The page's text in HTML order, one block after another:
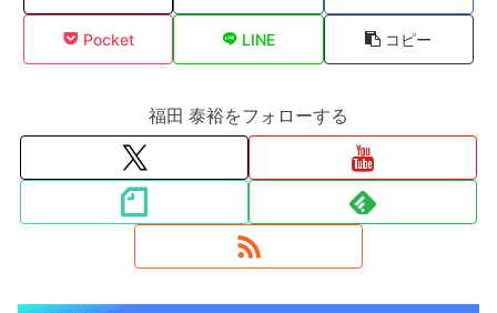
Pocket LINE コピー
福田 泰裕をフォローする